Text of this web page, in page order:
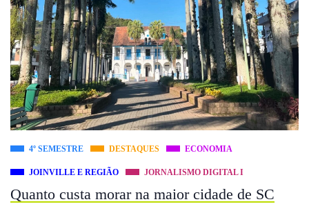
4º SEMESTRE DESTAQUES ECONOMIA
JOINVILLE E REGIÃO JORNALISMO DIGITAL I
Quanto custa morar na maior cidade de SC